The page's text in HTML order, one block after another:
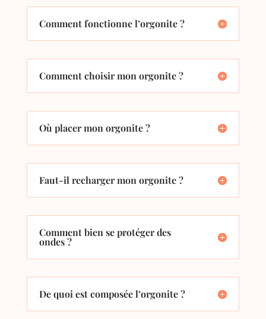
Comment fonctionne l’orgonite ?
Comment choisir mon orgonite ?
Où placer mon orgonite ?
Faut-il recharger mon orgonite ?
Comment bien se protéger des
ondes ?
De quoi est composée l’orgonite ?